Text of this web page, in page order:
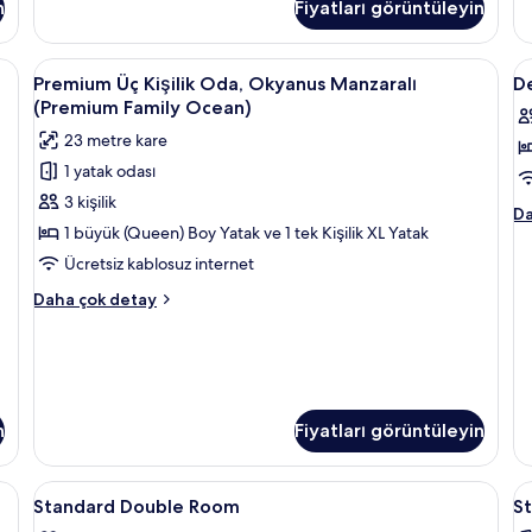
hakkında
daha
fazla
detay
Fiyatları görüntüleyin
saç kurutma makinesi
Premium
Üç
Kişilik
Oda,
Okyanus
Manzaralı
(Premium
Family
Ocean)
için
Premium Üç Kişilik Oda, Okyanus
4
Premium Üç Kişilik Oda, Okyanus Manzaralı
(Premium Family Ocean)
23 metre kare
1 yatak odası
3 kişilik
1 büyük (Queen) Boy Yatak ve 1 tek Kişilik XL Yatak
Ücretsiz kablosuz internet
Daha çok detay
Premium
Family
Ocean)
hakkında
daha
Fiyatları görüntüleyin
ses yalıtımı
Standard
Double
Masa, dizüstü bilgisayar çalışma alanı,
10
Standard Double Room